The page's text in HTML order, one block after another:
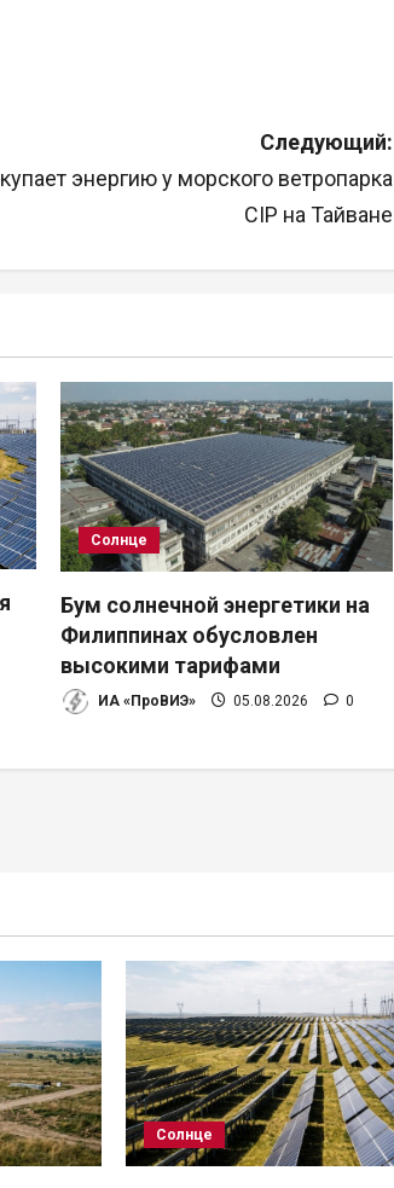
Следующий:
энергию у морского ветропарка
CIP на Тайване
Солнце
Бум солнечной энергетики на
Филиппинах обусловлен
высокими тарифами
ИА «ПроВИЭ» 05.08.2026 0
Солнце